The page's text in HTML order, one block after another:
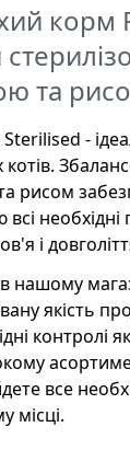
корм
та
-
рисом
необхідні
і
нашому
якість
контролі
все
місці.